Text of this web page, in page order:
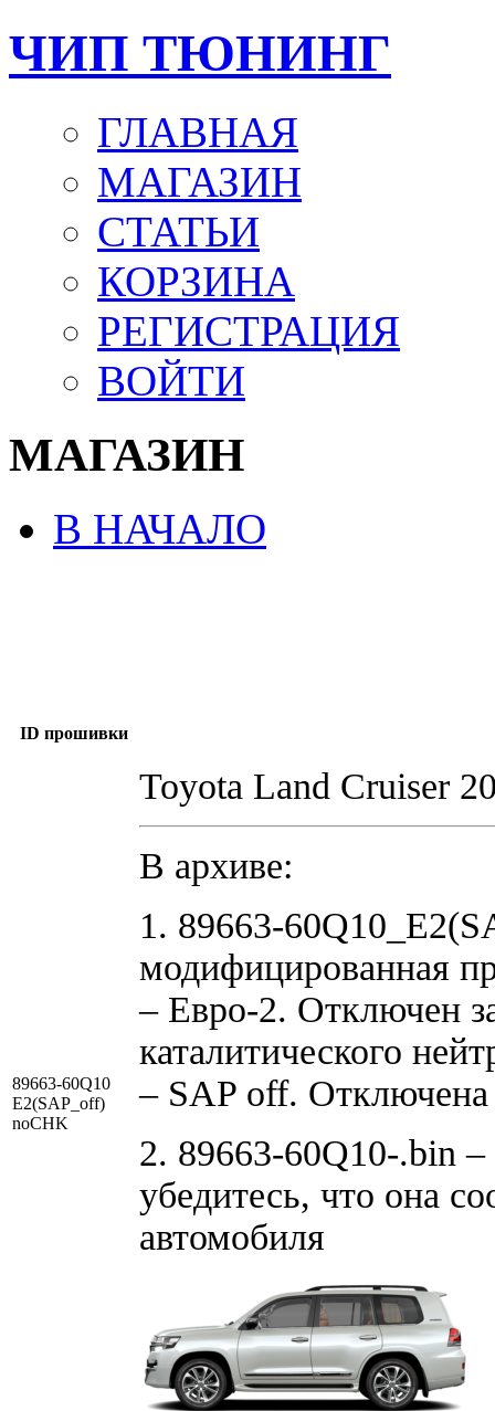
ЧИП ТЮНИНГ
ГЛАВНАЯ
МАГАЗИН
СТАТЬИ
КОРЗИНА
РЕГИСТРАЦИЯ
ВОЙТИ
МАГАЗИН
В НАЧАЛО
ID прошивки
89663-60Q10
E2(SAP_off)
noCHK
Toyota Land Cruiser
В архиве:
1. 89663-
модифицированная
– Евро-2. Отключен
каталитического
– SAP off. Отключена
2. 89663-60Q10-.bin –
убедитесь, что она
автомобиля